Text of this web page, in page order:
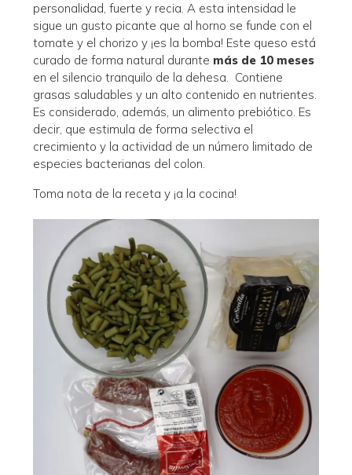
personalidad, fuerte y recia. A esta intensidad le
sigue un gusto picante que al horno se funde con el
tomate y el chorizo y ¡es la bomba! Este queso está
curado de forma natural durante más de 10 meses
en el silencio tranquilo de la dehesa. Contiene
grasas saludables y un alto contenido en nutrientes.
Es considerado, además, un alimento prebiótico. Es
decir, que estimula de forma selectiva el
crecimiento y la actividad de un número limitado de
especies bacterianas del colon.
Toma nota de la receta y ¡a la cocina!